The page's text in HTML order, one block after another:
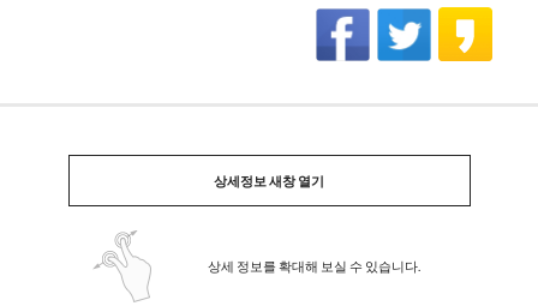
상세정보 새창 열기
상세 정보를 확대해 보실 수 있습니다.